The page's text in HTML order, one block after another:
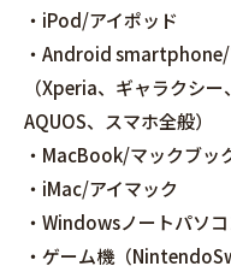
・iPod/アイポッド
・Android smartphone/
（Xperia、ギャラクシ
AQUOS、スマホ全般）
・MacBook/マックブッ
・iMac/アイマック
・Windowsノートパソ
・ゲーム機（